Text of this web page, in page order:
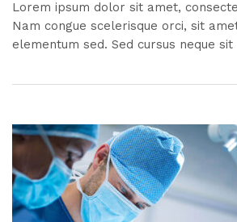
Lorem ipsum dolor sit amet,
Nam congue scelerisque orci, sit
elementum sed. Sed cursus neque